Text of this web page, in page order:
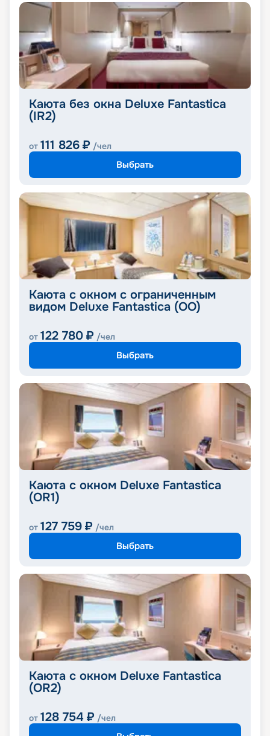
Каюта без окна Deluxe Fantastica
(IR2)
от 111 826 ₽ /чел
Выбрать
Каюта с окном с ограниченным
видом Deluxe Fantastica (OO)
от 122 780 ₽ /чел
Выбрать
Каюта с окном Deluxe Fantastica
(OR1)
от 127 759 ₽ /чел
Выбрать
Каюта с окном Deluxe Fantastica
(OR2)
от 128 754 ₽ /чел